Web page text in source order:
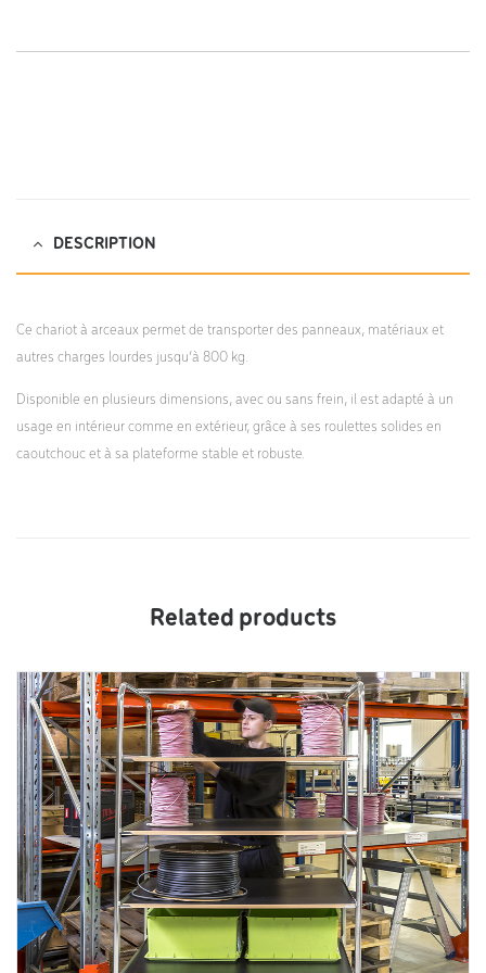
content/uploads/2022/04/KM137-KM139-notice-montage.pdf;
DESCRIPTION
Ce chariot à arceaux permet de transporter des panneaux, matériaux et
autres charges lourdes jusqu’à 800 kg.
Disponible en plusieurs dimensions, avec ou sans frein, il est adapté à un
usage en intérieur comme en extérieur, grâce à ses roulettes solides en
caoutchouc et à sa plateforme stable et robuste.
Related products